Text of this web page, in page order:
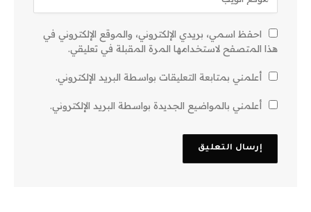
احفظ اسمي، بريدي الإلكتروني، والموقع الإلكتروني في
هذا المتصفح لاستخدامها المرة المقبلة في تعليقي.
أعلمني بمتابعة التعليقات بواسطة البريد الإلكتروني.
أعلمني بالمواضيع الجديدة بواسطة البريد الإلكتروني.